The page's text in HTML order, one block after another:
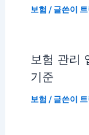
보험 / 글쓴이
보험 관리
기준
보험 / 글쓴이